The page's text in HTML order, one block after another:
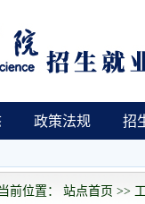
政策法规 招
前位置： 站点首页 >>